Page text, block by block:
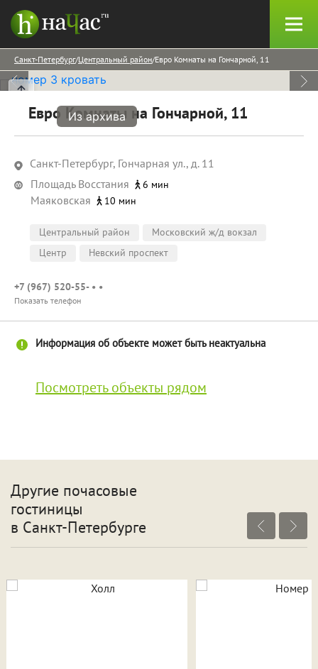
Санкт-Петербург Центральный район Евро Комнаты на Гончарной, 11
Из архива
Евро Комнаты на Гончарной, 11
Санкт-Петербург, Гончарная ул., д. 11
Площадь Восстания
6 мин
Маяковская 10 мин
Центральный район
Московский ж/д вокзал
Центр
Невский проспект
+7 (967) 520-55- • •
Показать телефон
Информация об объекте может быть неактуальна
Посмотреть объекты рядом
Другие почасовые
гостиницы
в Санкт-Петербурге